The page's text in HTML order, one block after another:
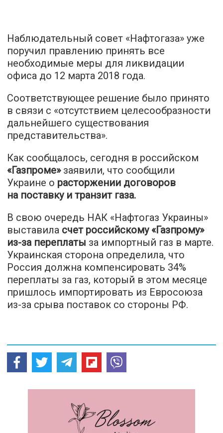
Наблюдательный совет «Нафтогаза» уже
поручил правлению принять все
необходимые меры для ликвидации
офиса до 12 марта 2018 года.
Соответствующее решение было принято
в связи с «отсутствием целесообразности
дальнейшего существования
представительства».
Как сообщалось, сегодня в российском
«Газпроме»заявили, что сообщили
Украине о расторжении договоров
на поставку и транзит газа.
В свою очередь НАК «Нафтогаз Украины»
выставила счет российскому «Газпрому»
из-за переплаты за импортный газ в марте.
Украинская сторона определила, что
Россия должна компенсировать 34%
переплаты за газ, который в этом месяце
пришлось импортировать из Евросоюза
из-за срыва поставок со стороны РФ.